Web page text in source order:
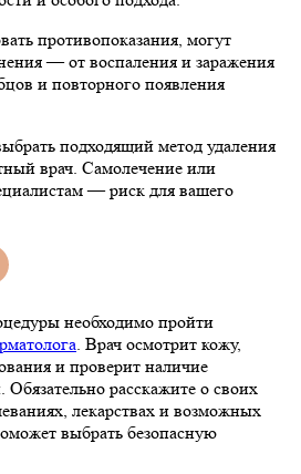
противопоказания, могут
— от воспаления и заражения
и повторного появления
подходящий метод удаления
врач. Самолечение или
— риск для вашего
необходимо пройти
. Врач осмотрит кожу,
и проверит наличие
Обязательно расскажите о своих
лекарствах и возможных
выбрать безопасную